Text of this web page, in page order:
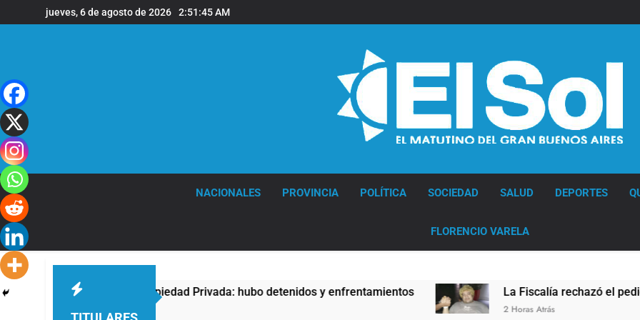
al
jueves, 6 de agosto de 2026 2:51:46 AM
NACIONALES PROVINCIA POLÍTICA SOCIEDAD SALUD DEPORTES
FLORENCIO VARELA
de Propiedad Privada: hubo detenidos y enfrentamientos La Fiscalía rechazó el pedido para
2 Horas Atrás